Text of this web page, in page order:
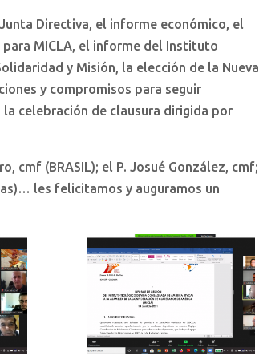
Directiva, el informe económico, el
MICLA, el informe del Instituto
y Misión, la elección de la Nueva
y compromisos para seguir
celebración de clausura dirigida por
cmf (BRASIL); el P. Josué González, cmf;
les felicitamos y auguramos un